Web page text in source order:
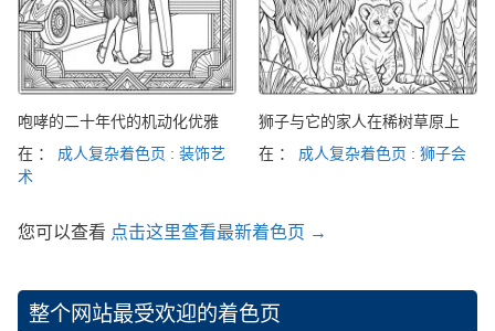
咆哮的二十年代的机动化优雅
在 ： 成人复杂着色页 : 装饰艺
术
狮子与它的家人在稀树草原上
在 ： 成人复杂着色页 : 狮子会
您可以查看 点击这里查看最新着色页 →
整个网站最受欢迎的着色页